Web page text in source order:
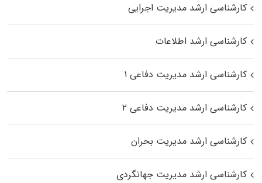
کارشناسی ارشد مدیریت اجرایی
کارشناسی ارشد اطلاعات
کارشناسی ارشد مدیریت دفاعی ۱
کارشناسی ارشد مدیریت دفاعی ۲
کارشناسی ارشد مدیریت بحران
کارشناسی ارشد مدیریت جهانگردی